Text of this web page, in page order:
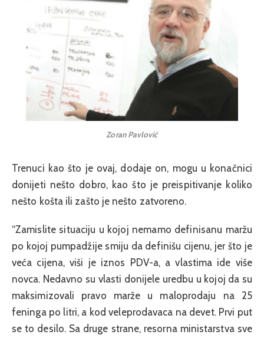
Zoran Pavlović
Trenuci kao što je ovaj, dodaje on, mogu u konačnici
donijeti nešto dobro, kao što je preispitivanje koliko
nešto košta ili zašto je nešto zatvoreno.
“Zamislite situaciju u kojoj nemamo definisanu maržu
po kojoj pumpadžije smiju da definišu cijenu, jer što je
veća cijena, viši je iznos PDV-a, a vlastima ide više
novca. Nedavno su vlasti donijele uredbu u kojoj da su
maksimizovali pravo marže u maloprodaju na 25
feninga po litri, a kod veleprodavaca na devet. Prvi put
se to desilo. Sa druge strane, resorna ministarstva sve